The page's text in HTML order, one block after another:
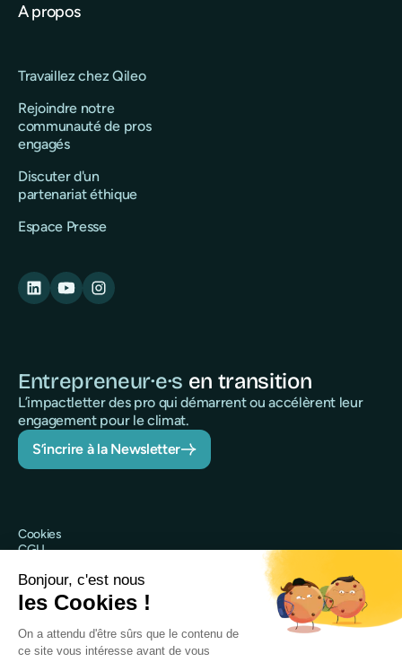
A propos
Travaillez chez Qileo
Rejoindre notre
communauté de pros
engagés
Discuter d'un
partenariat éthique
Espace Presse
Entrepreneur·e·s en transition
L’impactletter des pro qui démarrent ou accélèrent leur
engagement pour le climat.
S’incrire à la Newsletter
@Qileo 2025
Cookies
CGU
Sécurité
Mentions légales